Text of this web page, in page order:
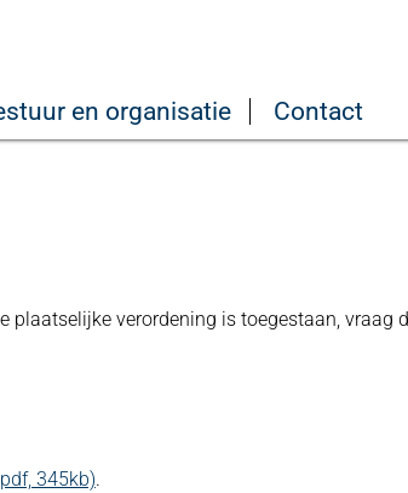
en organisatie Contact
verordening is toegestaan, vraag
345kb).